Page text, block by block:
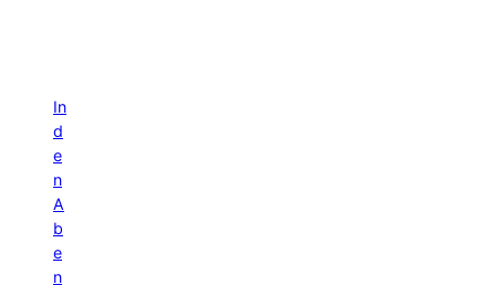
In
d
e
n
A
b
e
n